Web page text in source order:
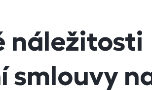
náležitosti
smlouvy